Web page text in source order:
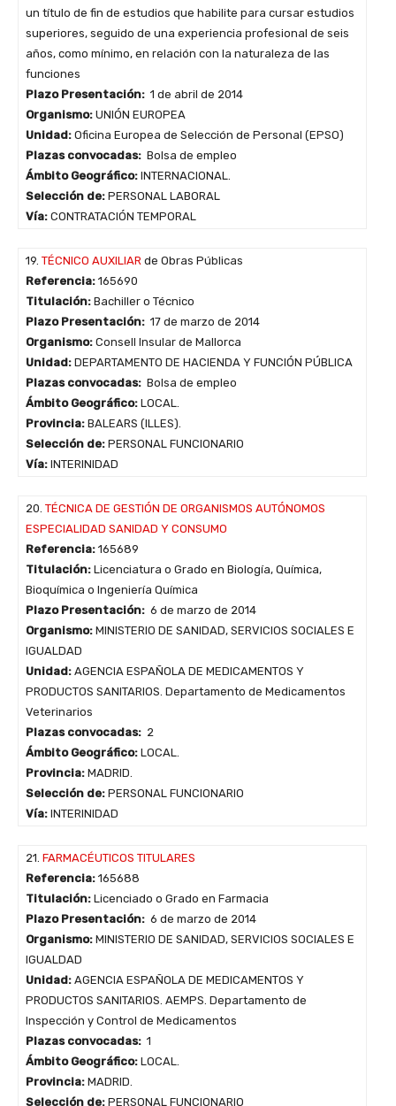
un título de fin de estudios que habilite para cursar estudios
superiores, seguido de una experiencia profesional de seis
años, como mínimo, en relación con la naturaleza de las
funciones
Plazo Presentación: 1 de abril de 2014
Organismo: UNIÓN EUROPEA
Unidad: Oficina Europea de Selección de Personal (EPSO)
Plazas convocadas: Bolsa de empleo
Ámbito Geográfico: INTERNACIONAL.
Selección de: PERSONAL LABORAL
Vía: CONTRATACIÓN TEMPORAL
19. TÉCNICO AUXILIAR de Obras Públicas
Referencia: 165690
Titulación: Bachiller o Técnico
Plazo Presentación: 17 de marzo de 2014
Organismo: Consell Insular de Mallorca
Unidad: DEPARTAMENTO DE HACIENDA Y FUNCIÓN PÚBLICA
Plazas convocadas: Bolsa de empleo
Ámbito Geográfico: LOCAL.
Provincia: BALEARS (ILLES).
Selección de: PERSONAL FUNCIONARIO
Vía: INTERINIDAD
20. TÉCNICA DE GESTIÓN DE ORGANISMOS AUTÓNOMOS
ESPECIALIDAD SANIDAD Y CONSUMO
Referencia: 165689
Titulación: Licenciatura o Grado en Biología, Química,
Bioquímica o Ingeniería Química
Plazo Presentación: 6 de marzo de 2014
Organismo: MINISTERIO DE SANIDAD, SERVICIOS SOCIALES E
IGUALDAD
Unidad: AGENCIA ESPAÑOLA DE MEDICAMENTOS Y
PRODUCTOS SANITARIOS. Departamento de Medicamentos
Veterinarios
Plazas convocadas: 2
Ámbito Geográfico: LOCAL.
Provincia: MADRID.
Selección de: PERSONAL FUNCIONARIO
Vía: INTERINIDAD
21. FARMACÉUTICOS TITULARES
Referencia: 165688
Titulación: Licenciado o Grado en Farmacia
Plazo Presentación: 6 de marzo de 2014
Organismo: MINISTERIO DE SANIDAD, SERVICIOS SOCIALES E
IGUALDAD
Unidad: AGENCIA ESPAÑOLA DE MEDICAMENTOS Y
PRODUCTOS SANITARIOS. AEMPS. Departamento de
Inspección y Control de Medicamentos
Plazas convocadas: 1
Ámbito Geográfico: LOCAL.
Provincia: MADRID.
Selección de: PERSONAL FUNCIONARIO